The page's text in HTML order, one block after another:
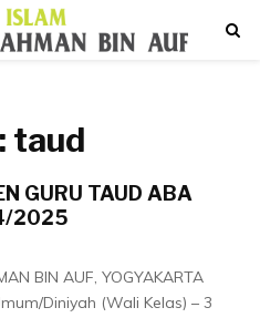
taud
GURU TAUD ABA
2025
BIN AUF, YOGYAKARTA
Diniyah (Wali Kelas) – 3